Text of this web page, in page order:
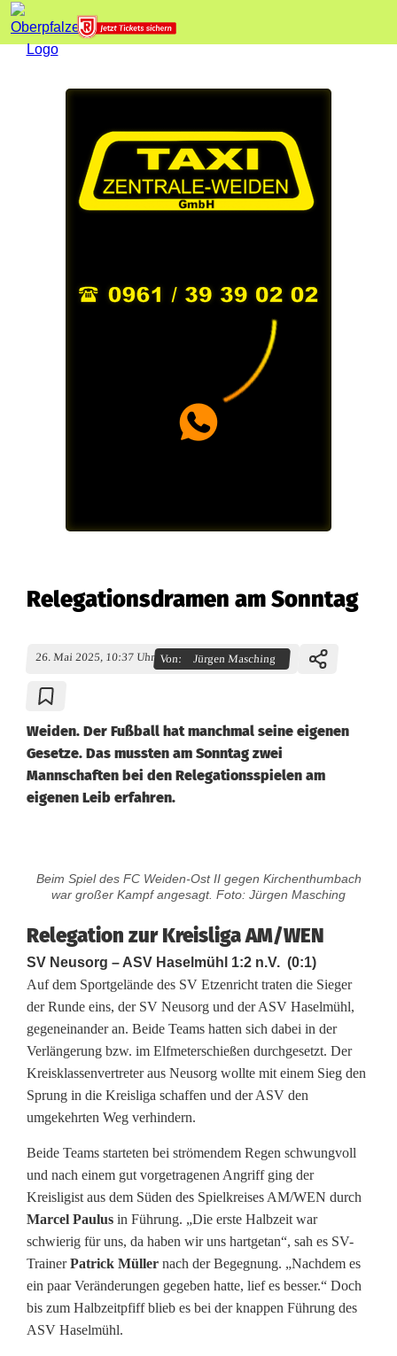
Relegationsdramen am Sonntag
26. Mai 2025, 10:37 Uhr Von: Jürgen Masching
Weiden. Der Fußball hat manchmal seine eigenen
Gesetze. Das mussten am Sonntag zwei
Mannschaften bei den Relegationsspielen am
eigenen Leib erfahren.
l
e
g
a
t
i
n
s
d
r
a
m
Beim Spiel des FC Weiden-Ost II gegen Kirchenthumbach
war großer Kampf angesagt. Foto: Jürgen Masching
Relegation zur Kreisliga AM/WEN
SV Neusorg – ASV Haselmühl 1:2 n.V. (0:1)
Auf dem Sportgelände des SV Etzenricht traten die Sieger
der Runde eins, der SV Neusorg und der ASV Haselmühl,
gegeneinander an. Beide Teams hatten sich dabei in der
Verlängerung bzw. im Elfmeterschießen durchgesetzt. Der
Kreisklassenvertreter aus Neusorg wollte mit einem Sieg den
Sprung in die Kreisliga schaffen und der ASV den
umgekehrten Weg verhindern.
Beide Teams starteten bei strömendem Regen schwungvoll
und nach einem gut vorgetragenen Angriff ging der
Kreisligist aus dem Süden des Spielkreises AM/WEN durch
Marcel Paulus in Führung. „Die erste Halbzeit war
schwierig für uns, da haben wir uns hartgetan“, sah es SV-
TrainerPatrick Müller nach der Begegnung. „Nachdem es
ein paar Veränderungen gegeben hatte, lief es besser.“ Doch
bis zum Halbzeitpfiff blieb es bei der knappen Führung des
ASV Haselmühl.